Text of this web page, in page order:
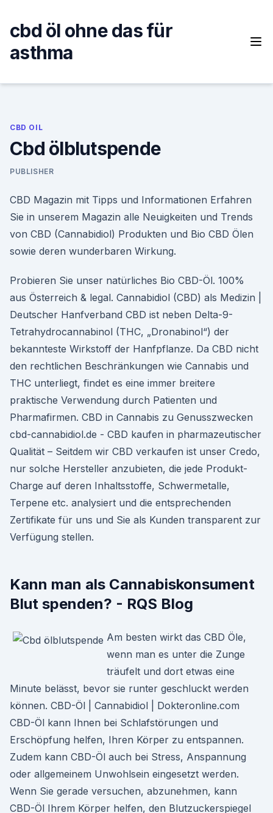
content
cbd öl ohne das für
asthma
CBD OIL
Cbd ölblutspende
PUBLISHER
CBD Magazin mit Tipps und Informationen Erfahren
Sie in unserem Magazin alle Neuigkeiten und Trends
von CBD (Cannabidiol) Produkten und Bio CBD Ölen
sowie deren wunderbaren Wirkung.
Probieren Sie unser natürliches Bio CBD-Öl. 100%
aus Österreich & legal. Cannabidiol (CBD) als Medizin |
Deutscher Hanfverband CBD ist neben Delta-9-
Tetrahydrocannabinol (THC, „Dronabinol“) der
bekannteste Wirkstoff der Hanfpflanze. Da CBD nicht
den rechtlichen Beschränkungen wie Cannabis und
THC unterliegt, findet es eine immer breitere
praktische Verwendung durch Patienten und
Pharmafirmen. CBD in Cannabis zu Genusszwecken
cbd-cannabidiol.de - CBD kaufen in pharmazeutischer
Qualität – Seitdem wir CBD verkaufen ist unser Credo,
nur solche Hersteller anzubieten, die jede Produkt-
Charge auf deren Inhaltsstoffe, Schwermetalle,
Terpene etc. analysiert und die entsprechenden
Zertifikate für uns und Sie als Kunden transparent zur
Verfügung stellen.
Kann man als Cannabiskonsument
Blut spenden? - RQS Blog
Am besten wirkt das CBD Öle,
wenn man es unter die Zunge
träufelt und dort etwas eine
Minute belässt, bevor sie runter geschluckt werden
können. CBD-Öl | Cannabidiol | Dokteronline.com
CBD-Öl kann Ihnen bei Schlafstörungen und
Erschöpfung helfen, Ihren Körper zu entspannen.
Zudem kann CBD-Öl auch bei Stress, Anspannung
oder allgemeinem Unwohlsein eingesetzt werden.
Wenn Sie gerade versuchen, abzunehmen, kann
CBD-Öl Ihrem Körper helfen, den Blutzuckerspiegel